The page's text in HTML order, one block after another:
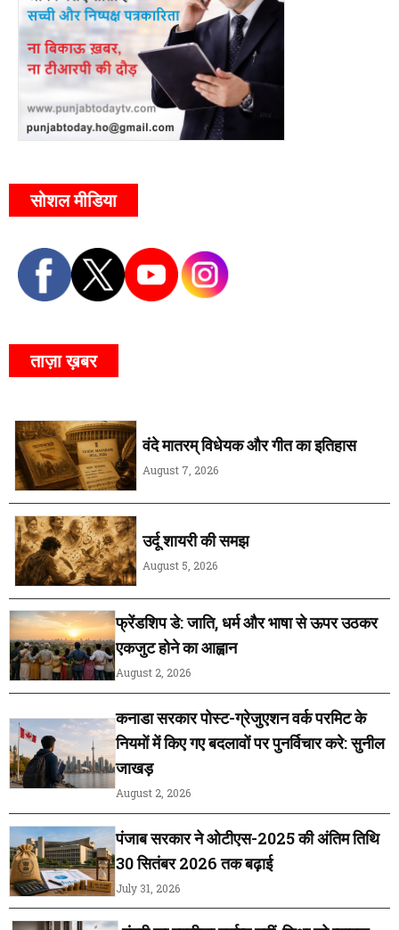
सोशल मीडिया
ताज़ा ख़बर
वंदे मातरम् विधेयक और गीत का इतिहास
August 7, 2026
उर्दू शायरी की समझ
August 5, 2026
फ्रेंडशिप डे: जाति, धर्म और भाषा से ऊपर उठकर
एकजुट होने का आह्वान
August 2, 2026
कनाडा सरकार पोस्ट-ग्रेजुएशन वर्क परमिट के
नियमों में किए गए बदलावों पर पुनर्विचार करे: सुनील
जाखड़
August 2, 2026
पंजाब सरकार ने ओटीएस-2025 की अंतिम तिथि
30 सितंबर 2026 तक बढ़ाई
July 31, 2026